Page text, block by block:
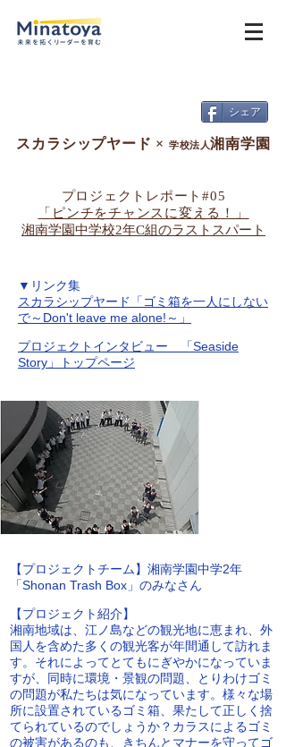
シェア
スカラシップヤード ×学校法人湘南学園
プロジェクトレポート#05
「ピンチをチャンスに変える！」
湘南学園中学校2年C組のラストスパート
▼リンク集
スカラシップヤード「ゴミ箱を一人にしない
で～Don't leave me alone!～」​
プロジェクトインタビュー 「Seaside
Story」トップページ
【プロジェクトチーム】湘南学園中学2年
「Shonan Trash Box」のみなさん
【プロジェクト紹介】
湘南地域は、江ノ島などの観光地に恵まれ、外
国人を含めた多くの観光客が年間通して訪れま
す。それによってとてもにぎやかになっていま
すが、同時に環境・景観の問題、とりわけゴミ
の問題が私たちは気になっています。様々な場
所に設置されているゴミ箱、果たして正しく捨
てられているのでしょうか？カラスによるゴミ
の被害があるのも、きちんとマナーを守ってゴ